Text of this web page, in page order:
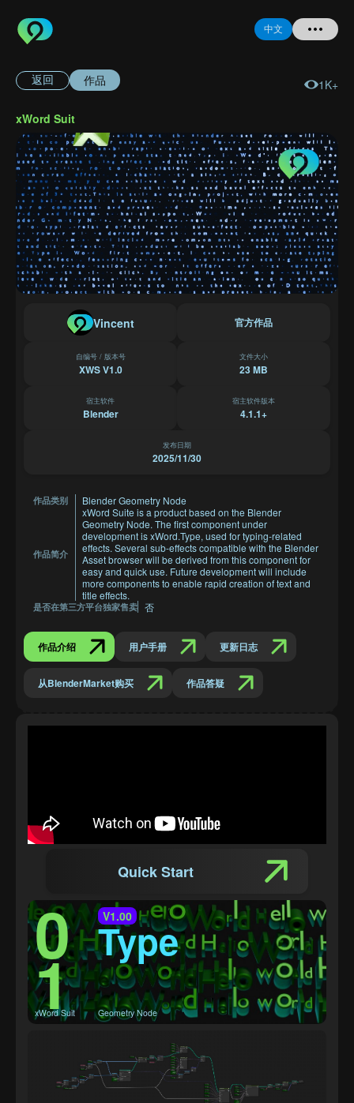
中文
登录
注册
忘记密码
返回 作品 1K+
xWord Suit
Vincent 官方作品
自编号 / 版本号
XWS V1.0
文件大小
23 MB
宿主软件
Blender
宿主软件版本
4.1.1+
发布日期
2025/11/30
作品类别 Blender Geometry Node
作品简介
xWord Suite is a product based on the Blender
Geometry Node. The first component under
development is xWord.Type, used for typing-related
effects. Several sub-effects compatible with the Blender
Asset browser will be derived from this component for
easy and quick use. Future development will include
more components to enable rapid creation of text and
title effects.
是否在第三方平台独家售卖 否
作品介绍 用户手册 更新日志
从BlenderMarket购买 作品答疑
Quick Start
0
1
xWord Suit
V1.00
Type
Geometry Node